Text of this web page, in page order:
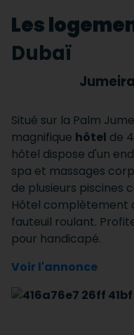
Les
Dubaï
Situé sur la Palm
magnifique hôtel de
hôtel dispose d'un
spa et massages
de plusieurs piscines
Hôtel complètement
fauteuil roulant.
pour handicapé.
Voir l'annonce